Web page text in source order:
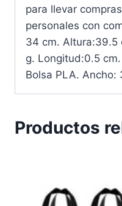
para llevar
personales con
34 cm. Altura:39.5
g. Longitud:0.5
Bolsa PLA. Ancho:
Productos